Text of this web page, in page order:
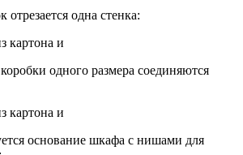
одна стенка:
одного размера соединяются
основание шкафа с нишами для